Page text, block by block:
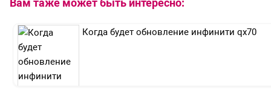
Вам таже может быть интересно:
Когда будет обновление инфинити qx70